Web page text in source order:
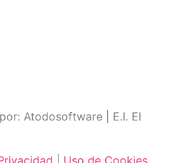
Atodosoftware | E.I. El
Uso de Cookies